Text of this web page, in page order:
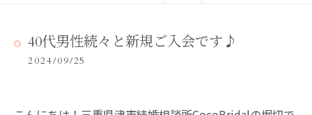
40代男性続々と新規ご入会です♪
2024/09/25